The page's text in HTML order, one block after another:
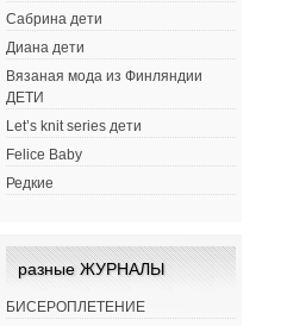
Сабрина дети
Диана дети
Вязаная мода из Финляндии
ДЕТИ
Let’s knit series дети
Felice Baby
Редкие
разные ЖУРНАЛЫ
БИСЕРОПЛЕТЕНИЕ